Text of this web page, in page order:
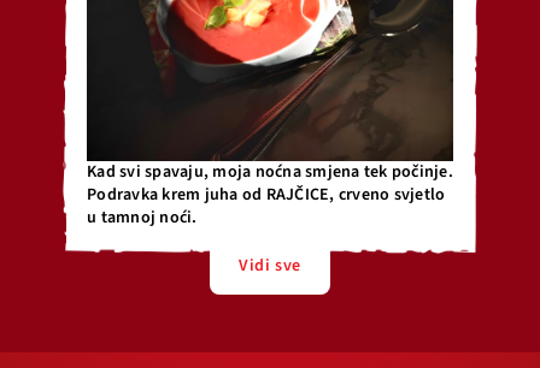
Kad svi spavaju, moja noćna smjena tek počinje.
Podravka krem juha od RAJČICE, crveno svjetlo
u tamnoj noći.
Vidi sve